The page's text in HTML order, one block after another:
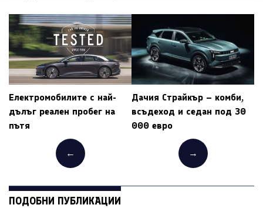
Електромобилите с най-
дълъг реален пробег на
пътя
←
Дачия Страйкър – комби,
всъдеход и седан под 30
000 евро
→
ПОДОБНИ ПУБЛИКАЦИИ